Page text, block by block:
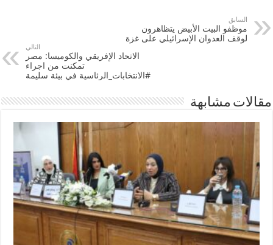
السابق
موظفو البيت الأبيض يتظاهرون
لوقف العدوان الإسرائيلي على غزة
التالي
الاتحاد الإفريقي والكوميسا: مصر
تمكنت من اجراء
#الانتخابات_الرئاسية في بيئة سليمة
مقالات مشابهة